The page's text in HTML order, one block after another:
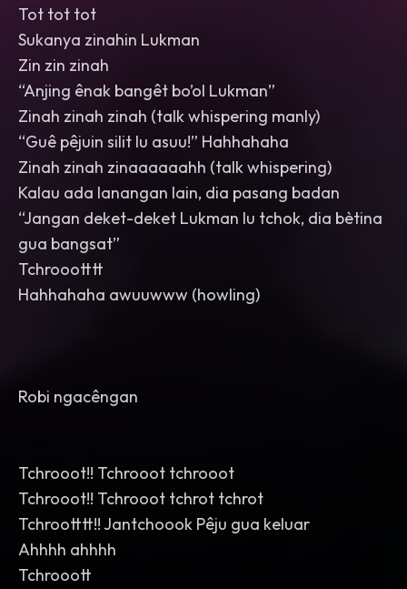
Tot tot tot
Sukanya zinahin Lukman
Zin zin zinah
“Anjing ênak bangêt bo’ol Lukman”
Zinah zinah zinah (talk whispering manly)
“Guê pêjuin silit lu asuu!” Hahhahaha
Zinah zinah zinaaaaaahh (talk whispering)
Kalau ada lanangan lain, dia pasang badan
“Jangan deket-deket Lukman lu tchok, dia bètina
gua bangsat”
Tchroootttt
Hahhahaha awuuwww (howling)
Robi ngacêngan
Tchrooot!! Tchrooot tchrooot
Tchrooot!! Tchrooot tchrot tchrot
Tchrootttt!! Jantchoook Pêju gua keluar
Ahhhh ahhhh
Tchrooott